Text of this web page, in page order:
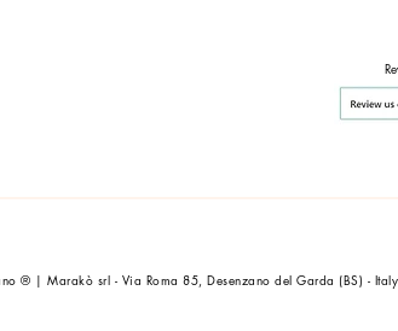
® | Marakò srl - Via Roma 85, Desenzano del Garda (BS) - Italy